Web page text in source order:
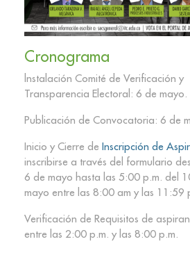
Cronograma
lnstalación Comité de Verificación y
Transparencia Electoral: 6 de mayo.
Publicación de Convocatoria: 6 de
Inicio y Cierre de Inscripción de
inscribirse a través del formulario
6 de mayo hasta las 5:00 p.m. del
mayo entre las 8:00 am y las 11:59
Verificación de Requisitos de
entre las 2:00 p.m. y las 8:00 p.m.